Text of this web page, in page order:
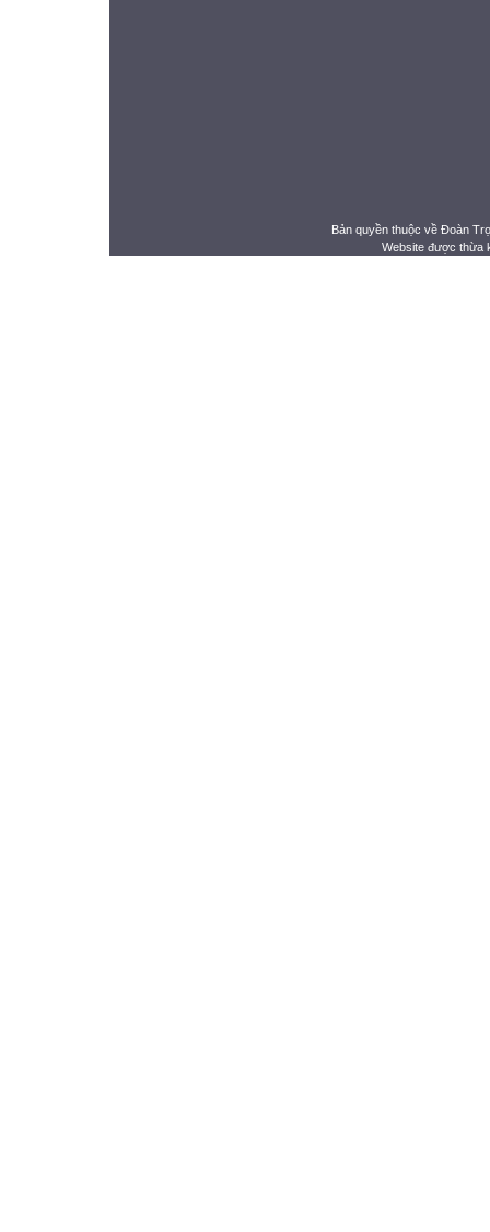
Bản quyền thuộc về Đoàn
Website được thừa